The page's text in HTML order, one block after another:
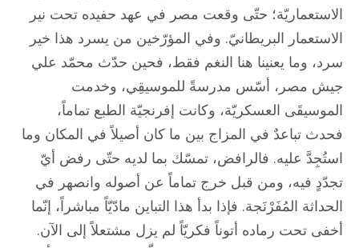
الاستعماريّة؛ حتّى وقعت مصر في عهد حفيده تحت نير
الاستعمار البريطانيّ. وفي المؤرّخين من يسرد هذا خير
سرد، وما يعنينا هنا النغم فقط، فحين حدّث محمّد علي
جيش مصر، أسّس مدرسةً للموسيقِي، وخدمت
الموسيقَى العسكريّة، وكانت إفرنجيّة الطبع تماماً،
فحدث تباعدٌ في المزاج بين ما كان أصيلاً في المكان وما
استُجِدَّ عليه. فالرافض، تمسّك بما لديه حتّى رفض أيّ
تجدّدٍ فيه، ومن قبل خرج تماماً عن أصوله وانصهر في
الحداثة المُفَرْنَجة. فإذا بدأ هذا التباين مادّيّاً مباشراً، إنّما
أخفى تحت رماده أتوناً فكريّاً لم يزل مشتعلاً إلى الآن.